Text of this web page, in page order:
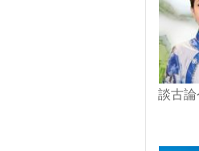
談古